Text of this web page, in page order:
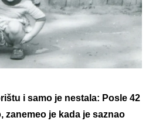
i samo je nestala: Posle 42
zanemeo je kada je saznao